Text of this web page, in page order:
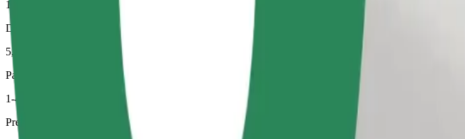
11 min
Distancia estimada
5,8 km
Pasajeros
1-4
Precio estimado